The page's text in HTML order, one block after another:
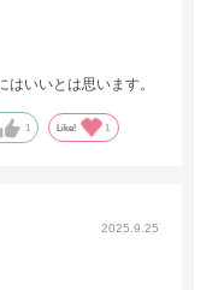
いいとは思います。
1 Like! 1
2025.9.25